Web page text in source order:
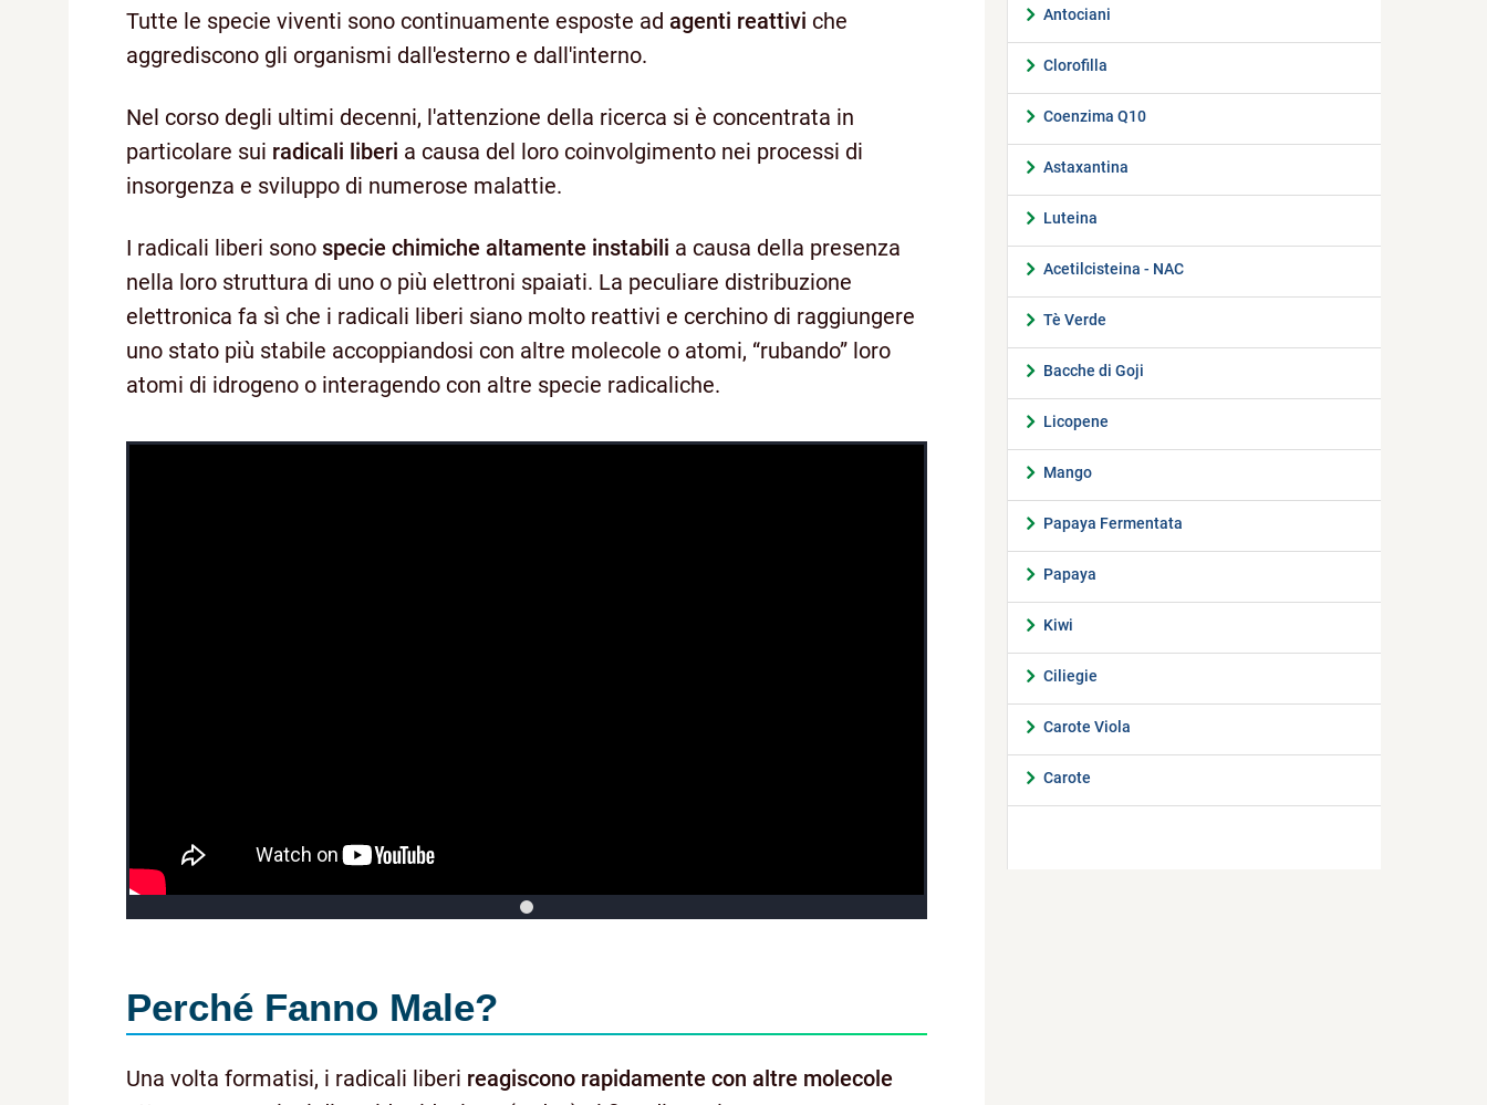
Tutte le specie viventi sono continuamente esposte ad agenti reattivi che
aggrediscono gli organismi dall'esterno e dall'interno.
Nel corso degli ultimi decenni, l'attenzione della ricerca si è concentrata in
particolare sui radicali liberi a causa del loro coinvolgimento nei processi di
insorgenza e sviluppo di numerose malattie.
I radicali liberi sono specie chimiche altamente instabili a causa della presenza
nella loro struttura di uno o più elettroni spaiati. La peculiare distribuzione
elettronica fa sì che i radicali liberi siano molto reattivi e cerchino di raggiungere
uno stato più stabile accoppiandosi con altre molecole o atomi, “rubando” loro
atomi di idrogeno o interagendo con altre specie radicaliche.
Perché Fanno Male?
Una volta formatisi, i radicali liberi reagiscono rapidamente con altre molecole
Antociani
Clorofilla
Coenzima Q10
Astaxantina
Luteina
Acetilcisteina - NAC
Tè Verde
Bacche di Goji
Licopene
Mango
Papaya Fermentata
Papaya
Kiwi
Ciliegie
Carote Viola
Carote